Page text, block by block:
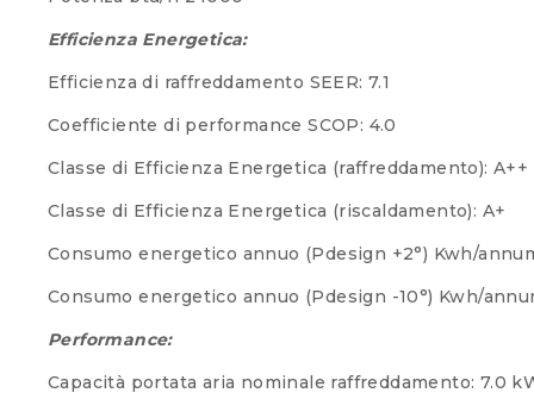
Efficienza Energetica:
Efficienza di raffreddamento SEER: 7.1
Coefficiente di performance SCOP: 4.0
Classe di Efficienza Energetica (raffreddamento): A++
Classe di Efficienza Energetica (riscaldamento): A+
Consumo energetico annuo (Pdesign +2°) Kwh/
Consumo energetico annuo (Pdesign -10°) Kwh/
Performance:
Capacità portata aria nominale raffreddamento: 7.0